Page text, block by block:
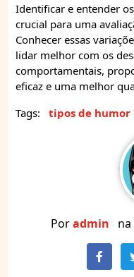
Identificar e entender
crucial para uma
Conhecer essas
lidar melhor com os
comportamentais,
eficaz e uma melhor
Tags:
tipos de humor
Poradmin